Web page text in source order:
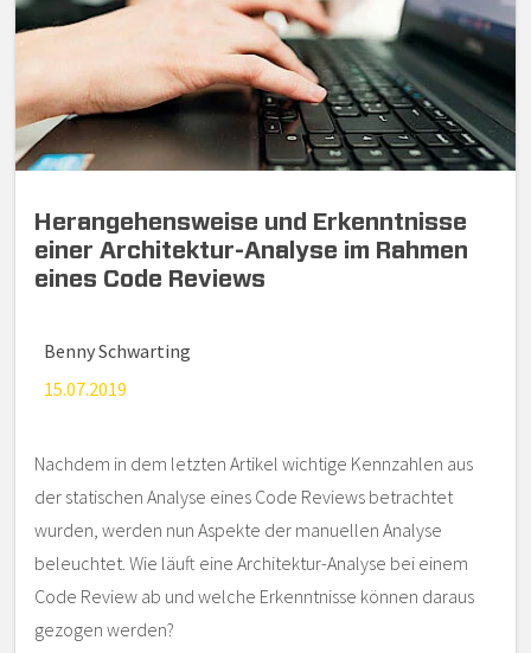
Herangehensweise und Erkenntnisse
einer Architektur-Analyse im Rahmen
eines Code Reviews
Autor
Benny Schwarting
Publiziert
15.07.2019
Nachdem in dem letzten Artikel wichtige Kennzahlen aus
der statischen Analyse eines Code Reviews betrachtet
wurden, werden nun Aspekte der manuellen Analyse
beleuchtet. Wie läuft eine Architektur-Analyse bei einem
Code Review ab und welche Erkenntnisse können daraus
gezogen werden?